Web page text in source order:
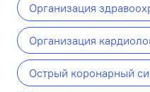
Организация
Организация
Острый коронарный